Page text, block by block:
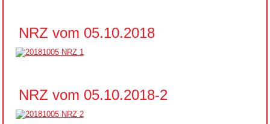
NRZ vom 05.10.2018
NRZ vom 05.10.2018-2